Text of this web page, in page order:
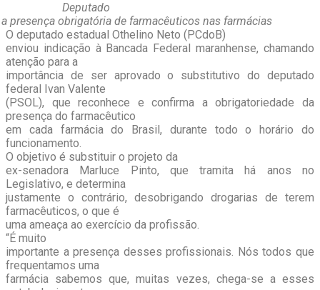
Deputado
presença obrigatória de farmacêuticos nas farmácias
O deputado estadual Othelino Neto (PCdoB)
enviou indicação à Bancada Federal maranhense, chamando
atenção para a
importância de ser aprovado o substitutivo do deputado
federal Ivan Valente
(PSOL), que reconhece e confirma a obrigatoriedade da
presença do farmacêutico
em cada farmácia do Brasil, durante todo o horário do
funcionamento.
O objetivo é substituir o projeto da
ex-senadora Marluce Pinto, que tramita há anos no
Legislativo, e determina
justamente o contrário, desobrigando drogarias de terem
farmacêuticos, o que é
uma ameaça ao exercício da profissão.
“É muito
importante a presença desses profissionais. Nós todos que
frequentamos uma
farmácia sabemos que, muitas vezes, chega-se a esses